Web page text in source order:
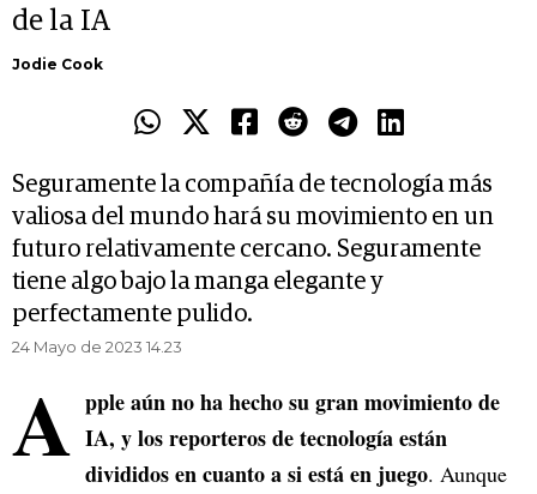
de la IA
Jodie Cook
Seguramente la compañía de tecnología más
valiosa del mundo hará su movimiento en un
futuro relativamente cercano. Seguramente
tiene algo bajo la manga elegante y
perfectamente pulido.
24 Mayo de 2023 14.23
A pple aún no ha hecho su gran movimiento de
IA, y los reporteros de tecnología están
divididos en cuanto a si está en juego. Aunque